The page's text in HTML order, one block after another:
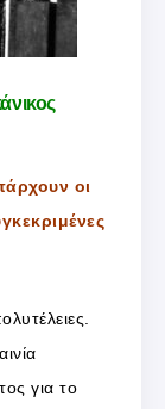
οι
για το